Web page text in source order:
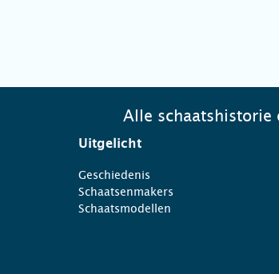
Alle schaatshistorie
Uitgelicht
Geschiedenis
Schaatsenmakers
Schaatsmodellen